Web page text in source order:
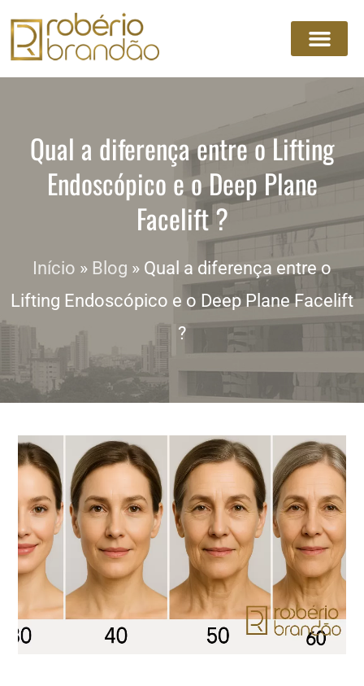
Qual a diferença entre o Lifting
Endoscópico e o Deep Plane
Facelift ?
Início » Blog » Qual a diferença entre o
Lifting Endoscópico e o Deep Plane Facelift
?